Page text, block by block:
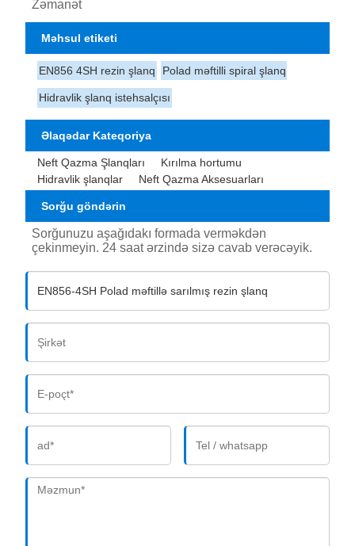
Zəmanət
Məhsul etiketi
EN856 4SH rezin şlanq Polad məftilli spiral şlanq
Hidravlik şlanq istehsalçısı
Əlaqədar Kateqoriya
Neft Qazma Şlanqları
Kırılma hortumu
Hidravlik şlanqlar
Neft Qazma Aksesuarları
Sorğu göndərin
Sorğunuzu aşağıdakı formada verməkdən
çekinmeyin. 24 saat ərzində sizə cavab verəcəyik.